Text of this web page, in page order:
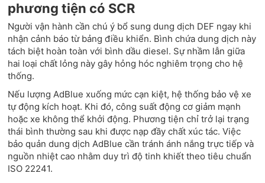
phương tiện có SCR
Người vận hành cần chú ý bổ sung dung dịch DEF ngay khi
nhận cảnh báo từ bảng điều khiển. Bình chứa dung dịch này
tách biệt hoàn toàn với bình dầu diesel. Sự nhầm lẫn giữa
hai loại chất lỏng này gây hỏng hóc nghiêm trọng cho hệ
thống.
Nếu lượng AdBlue xuống mức cạn kiệt, hệ thống bảo vệ xe
tự động kích hoạt. Khi đó, công suất động cơ giảm mạnh
hoặc xe không thể khởi động. Phương tiện chỉ trở lại trạng
thái bình thường sau khi được nạp đầy chất xúc tác. Việc
bảo quản dung dịch AdBlue cần tránh ánh nắng trực tiếp và
nguồn nhiệt cao nhằm duy trì độ tinh khiết theo tiêu chuẩn
ISO 22241.